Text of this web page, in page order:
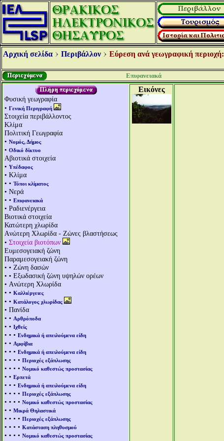
Αρχική σελίδα Περιβάλλον Εύρεση ανά γεωγραφική περιοχή:
Επιφανειακά
Φυσική γεωγραφία
• Γενική Περιγραφή
Στοιχεία περιβάλλοντος
Κλίμα
Πολιτική Γεωγραφία
• Νομός, Δήμος
• Οδικό δίκτυο
Αβιοτικά στοιχεία
• Υπέδαφος
• Κλίμα
• • Τύποι κλίματος
• Νερά
• • Επιφανειακά
• Ραδιενέργεια
Βιοτικά στοιχεία
Κατώτερη χλωρίδα
Aνώτερη Χλωρίδα - Ζώνες βλαστήσεως
• Στοιχεία βιοτόπων
Ευμεσογειακή ζώνη
Παραμεσογειακή ζώνη
• • Ζώνη δασών
• • Εξωδασική ζώνη υψηλών ορέων
• Aνώτερη Χλωρίδα
• • Καλλιέργειες
• • Κατάλογος χλωρίδας
• Πανίδα
• • Αρθρόποδα
• • Ιχθείς
• • • Ενδημικά ή απειλούμενα είδη
• • Αμφίβια
• • • Ενδημικά ή απειλούμενα είδη
• • • • Περιοχές εξάπλωσης
• • • • Νομικό καθεστώς προστασίας
• • Ερπετά
• • • Ενδημικά ή απειλούμενα είδη
• • • • Περιοχές εξάπλωσης
• • • • Νομικό καθεστώς προστασίας
• • Μικρά Θηλαστικά
• • • • Περιοχές εξάπλωσης
• • • • Κατάσταση πληθυσμού
• • • • Νομικό καθεστώς προστασίας
Εικόνες